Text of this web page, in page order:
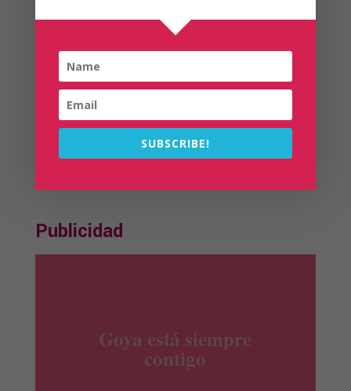
Próxima edición Diciembre 2024
OFERTA
Publicidad
productos Ile España
SUBSCRIBE!